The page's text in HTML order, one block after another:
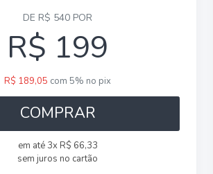
DE R$ 540 POR
R$ 199
R$ 189,05 com 5% no pix
COMPRAR
em até 3x R$ 66,33
sem juros no cartão